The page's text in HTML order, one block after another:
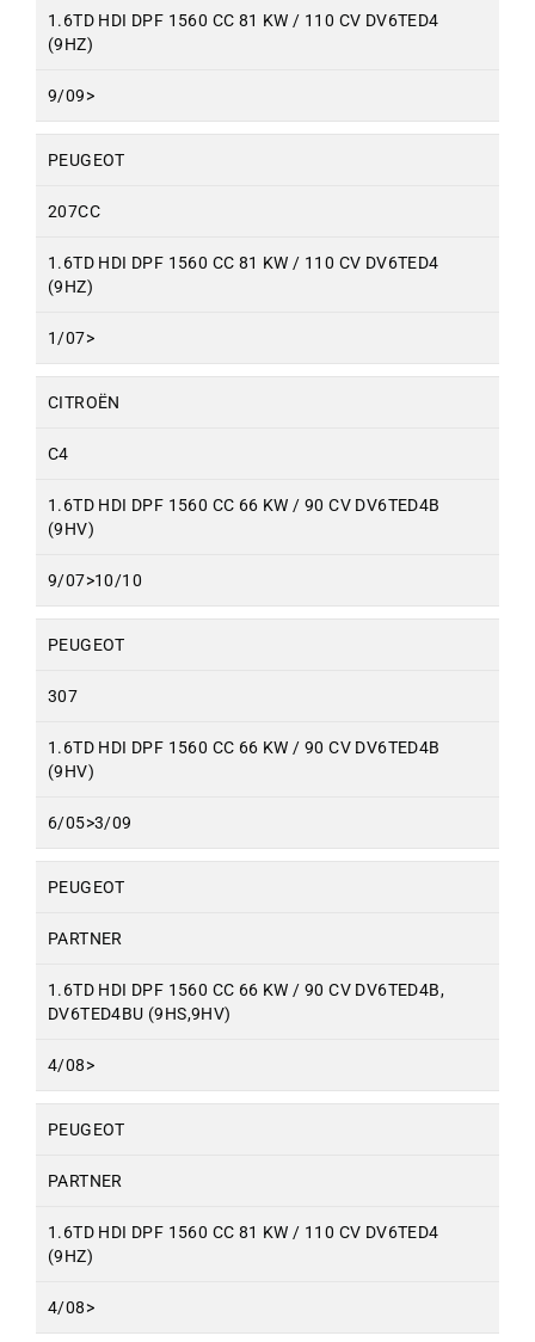
1.6TD HDI DPF 1560 CC 81 KW / 110 CV DV6TED4
(9HZ)
9/09>
PEUGEOT
207CC
1.6TD HDI DPF 1560 CC 81 KW / 110 CV DV6TED4
(9HZ)
1/07>
CITROËN
C4
1.6TD HDI DPF 1560 CC 66 KW / 90 CV DV6TED4B
(9HV)
9/07>10/10
PEUGEOT
307
1.6TD HDI DPF 1560 CC 66 KW / 90 CV DV6TED4B
(9HV)
6/05>3/09
PEUGEOT
PARTNER
1.6TD HDI DPF 1560 CC 66 KW / 90 CV DV6TED4B,
DV6TED4BU (9HS,9HV)
4/08>
PEUGEOT
PARTNER
1.6TD HDI DPF 1560 CC 81 KW / 110 CV DV6TED4
(9HZ)
4/08>